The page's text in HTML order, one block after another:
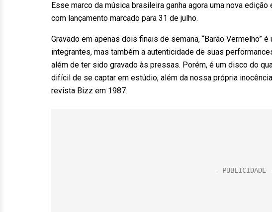
Esse marco da música brasileira ganha agora uma nova edição
com lançamento marcado para 31 de julho.
Gravado em apenas dois finais de semana, “Barão Vermelho”
integrantes, mas também a autenticidade de suas
além de ter sido gravado às pressas. Porém, é um disco do
difícil de se captar em estúdio, além da nossa própria
revista Bizz em 1987.